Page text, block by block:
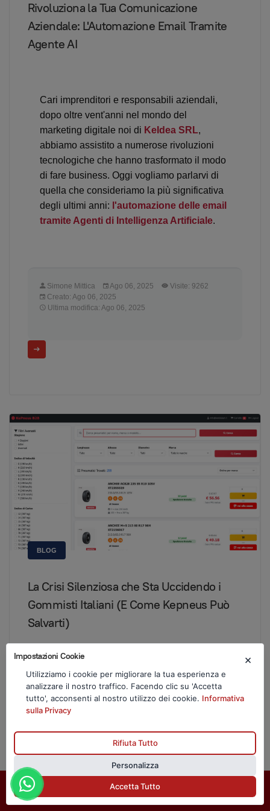
Rivoluziona la Tua Comunicazione
Aziendale: L'Automazione Email Tramite
Agente AI
Cari imprenditori e responsabili aziendali,
dopo oltre vent'anni nel mondo del
marketing digitale noi di KeIdea SRL,
abbiamo assistito a numerose rivoluzioni
tecnologiche che hanno trasformato il modo
di fare business. Oggi vogliamo parlarvi di
quella che consideriamo la più significativa
degli ultimi anni: l'automazione delle email
tramite Agenti di Intelligenza Artificiale.
Simone Mittica Ago 06, 2025
Visite: 9262
Creato: Ago 06, 2025
Ultima modifica: Ago 06, 2025
BLOG
La Crisi Silenziosa che Sta Uccidendo i
Gommisti Italiani (E Come Kepneus Può
Salvarti)
Se sei un gommista e senti che il
tuo business sta scivolando via
dalle tue mani, questo articolo
potrebbe cambiare il corso della tua
attività per sempre.
Richiedi Informazioni
Impostazioni Cookie ×
Utilizziamo i cookie per migliorare la tua esperienza e
analizzare il nostro traffico. Facendo clic su 'Accetta
tutto', acconsenti al nostro utilizzo dei cookie. Informativa
sulla Privacy
Rifiuta Tutto
Personalizza
Accetta Tutto